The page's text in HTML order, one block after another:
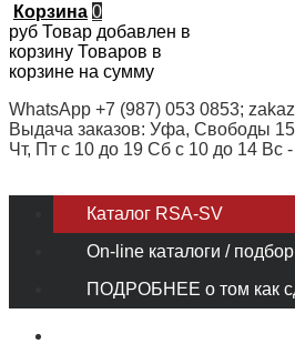
Корзина 0
руб Товар добавлен в
корзину Товаров в
корзине на сумму
WhatsApp +7 (987) 053 0853;
Выдача заказов: Уфа, Свободы
Чт, Пт с 10 до 19 Сб с 10 до 14 Вс
Каталог RSA-SV
On-line каталоги /
ПОДРОБНЕЕ о том как